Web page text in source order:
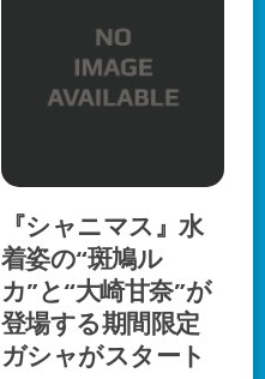
『シャニマス』水
着姿の“斑鳩ル
カ”と“大崎甘奈”が
登場する期間限定
ガシャがスタート